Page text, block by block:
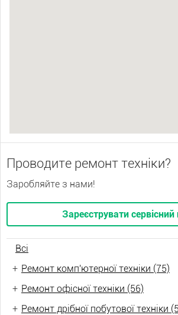
Проводите ремонт техніки?
Заробляйте з нами!
Зареєструвати сервісний
Всі
+ Ремонт комп'ютерної техніки (75)
+ Ремонт офісної техніки (56)
+ Ремонт дрібної побутової техніки